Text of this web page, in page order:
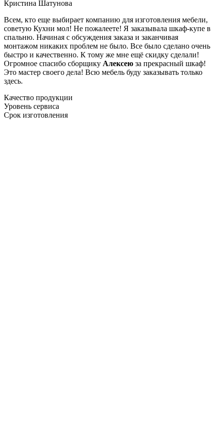
Кристина Шатунова
Всем, кто еще выбирает компанию для изготовления мебели,
советую Кухни мол! Не пожалеете! Я заказывала шкаф-купе в
спальню. Начиная с обсуждения заказа и заканчивая
монтажом никаких проблем не было. Все было сделано очень
быстро и качественно. К тому же мне ещё скидку сделали!
Огромное спасибо сборщику Алексею за прекрасный шкаф!
Это мастер своего дела! Всю мебель буду заказывать только
здесь.
Качество продукции
Уровень сервиса
Срок изготовления